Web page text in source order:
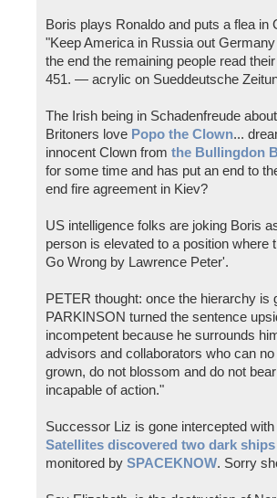
Boris plays Ronaldo and puts a flea
"Keep America in Russia out
the end the remaining people read
451. — acrylic on Sueddeutsche
The Irish being in Schadenfreude
Britoners love Popo the Clown...
innocent Clown from the Bullingdon
for some time and has put an end to
end fire agreement in Kiev?
US intelligence folks are joking Boris
person is elevated to a position
Go Wrong by Lawrence Peter'.
PETER thought: once the hierarchy
PARKINSON turned the sentence
incompetent because he surrounds
advisors and collaborators who can
grown, do not blossom and do not
incapable of action."
Successor Liz is gone intercepted with
Satellites discovered two dark
monitored by SPACEKNOW. Sorry